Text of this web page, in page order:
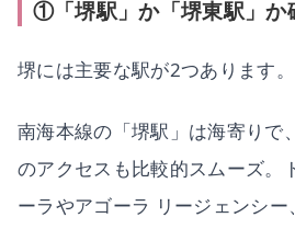
①「堺駅」か「堺東駅」か
堺には主要な駅が2つあります。
南海本線の「堺駅」は海寄りで
のアクセスも比較的スムーズ。
ーラやアゴーラ リージェンシ